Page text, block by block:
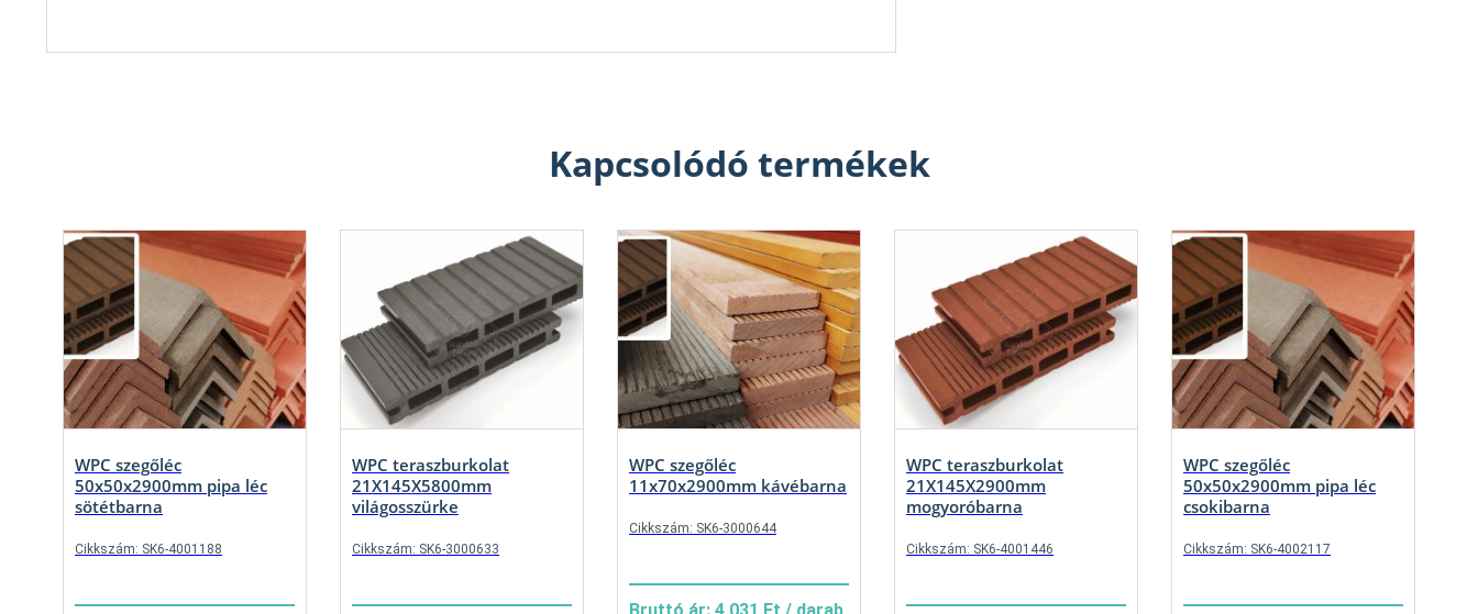
Kapcsolódó termékek
WPC szegőléc
50x50x2900mm pipa léc
sötétbarna
Cikkszám: SK6-4001188
WPC teraszburkolat
21X145X5800mm
világosszürke
Cikkszám: SK6-3000633
WPC szegőléc
11x70x2900mm kávébarna
Cikkszám: SK6-3000644
WPC teraszburkolat
21X145X2900mm
mogyoróbarna
Cikkszám: SK6-4001446
WPC szegőléc
50x50x2900mm pipa léc
csokibarna
Cikkszám: SK6-4002117